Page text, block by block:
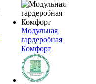
Модульная
гардеробная
Комфорт